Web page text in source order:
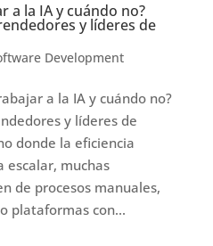
a la IA y cuándo no?
y líderes de
Development
a la IA y cuándo no?
y líderes de
donde la eficiencia
escalar, muchas
de procesos manuales,
plataformas con...